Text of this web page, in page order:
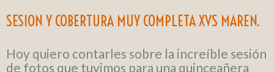
SESION Y COBERTURA MUY COMPLETA XVS MAREN.
Hoy quiero contarles sobre la increíble sesión
de fotos que tuvimos para una quinceañera